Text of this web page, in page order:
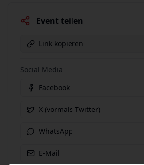
Event teilen
Link kopieren
Social Media
Facebook
X (vormals Twitter)
WhatsApp
E-Mail